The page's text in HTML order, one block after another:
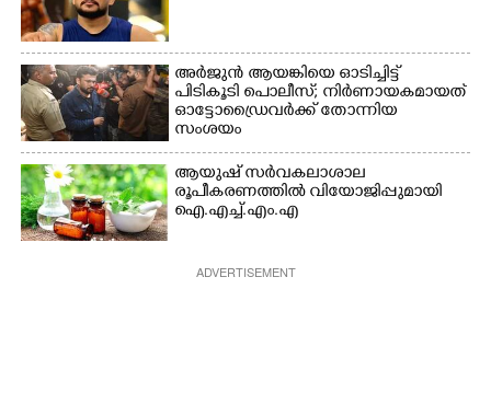
അർജുൻ ആയങ്കിയെ ഓടിച്ചിട്ട്
പിടികൂടി പൊലീസ്; നിർണായകമായത്
ഓട്ടോഡ്രൈവർക്ക് തോന്നിയ
സംശയം
ആയുഷ് സർവകലാശാല
രൂപീകരണത്തിൽ വിയോജിപ്പുമായി
ഐ.എച്ച്.എം.എ
ADVERTISEMENT